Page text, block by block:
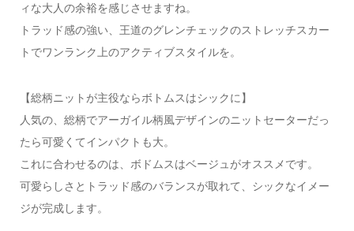
ィな大人の余裕を感じさせますね。
トラッド感の強い、王道のグレンチェックのストレッチスカー
トでワンランク上のアクティブスタイルを。
【総柄ニットが主役ならボトムスはシックに】
人気の、総柄でアーガイル柄風デザインのニットセーターだっ
たら可愛くてインパクトも大。
これに合わせるのは、ボドムスはベージュがオススメです。
可愛らしさとトラッド感のバランスが取れて、シックなイメー
ジが完成します。